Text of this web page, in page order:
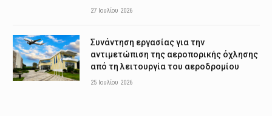
27 Ιουλίου 2026
Συνάντηση εργασίας για την
αντιμετώπιση της αεροπορικής όχλησης
από τη λειτουργία του αεροδρομίου
25 Ιουλίου 2026